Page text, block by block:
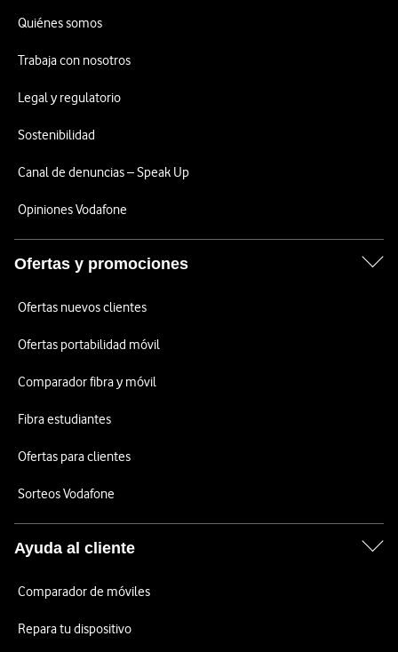
Quiénes somos
Trabaja con nosotros
Legal y regulatorio
Sostenibilidad
Canal de denuncias – Speak Up
Opiniones Vodafone
Ofertas y promociones
Ofertas nuevos clientes
Ofertas portabilidad móvil
Comparador fibra y móvil
Fibra estudiantes
Ofertas para clientes
Sorteos Vodafone
Ayuda al cliente
Comparador de móviles
Repara tu dispositivo